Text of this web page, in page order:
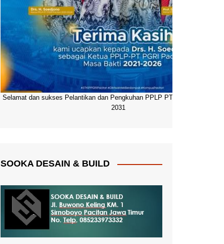
Selamat dan sukses Pelantikan dan Pengkuhan PPLP PT PGRI Pacitan
2031
SOOKA DESAIN & BUILD